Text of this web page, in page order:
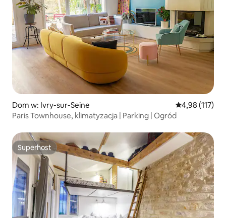
Dom w: Ivry-sur-Seine Średnia
4,98 (117)
Paris Townhouse, klimatyzacja | Parking | Ogród
Superhost
Superhost